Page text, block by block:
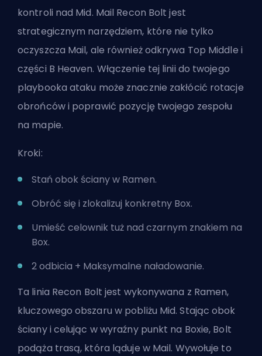
kontroli nad Mid. Mail Recon Bolt jest
strategicznym narzędziem, które nie tylko
oczyszcza Mail, ale również odkrywa Top Middle i
części B Heaven. Włączenie tej linii do twojego
playbooka ataku może znacznie zakłócić rotacje
obrońców i poprawić pozycję twojego zespołu
na mapie.
Kroki:
Stań obok ściany w Ramen.
Obróć się i zlokalizuj konkretny Box.
Umieść celownik tuż nad czarnym znakiem na
Box.
2 odbicia + Maksymalne naładowanie.
Ta linia Recon Bolt jest wykonywana z Ramen,
kluczowego obszaru w pobliżu Mid. Stając obok
ściany i celując w wyraźny punkt na Boxie, Bolt
podąża trasą, która ląduje w Mail. Wywołuje to